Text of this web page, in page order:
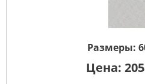
Размеры:
Цена: